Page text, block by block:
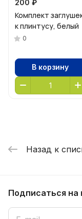
200 ₽
Комплект
к плинтусу, белый
0
В корзину
Назад к
Подписаться на